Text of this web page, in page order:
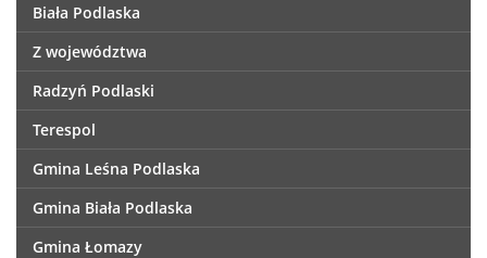
Biała Podlaska
Z województwa
Radzyń Podlaski
Terespol
Gmina Leśna Podlaska
Gmina Biała Podlaska
Gmina Łomazy